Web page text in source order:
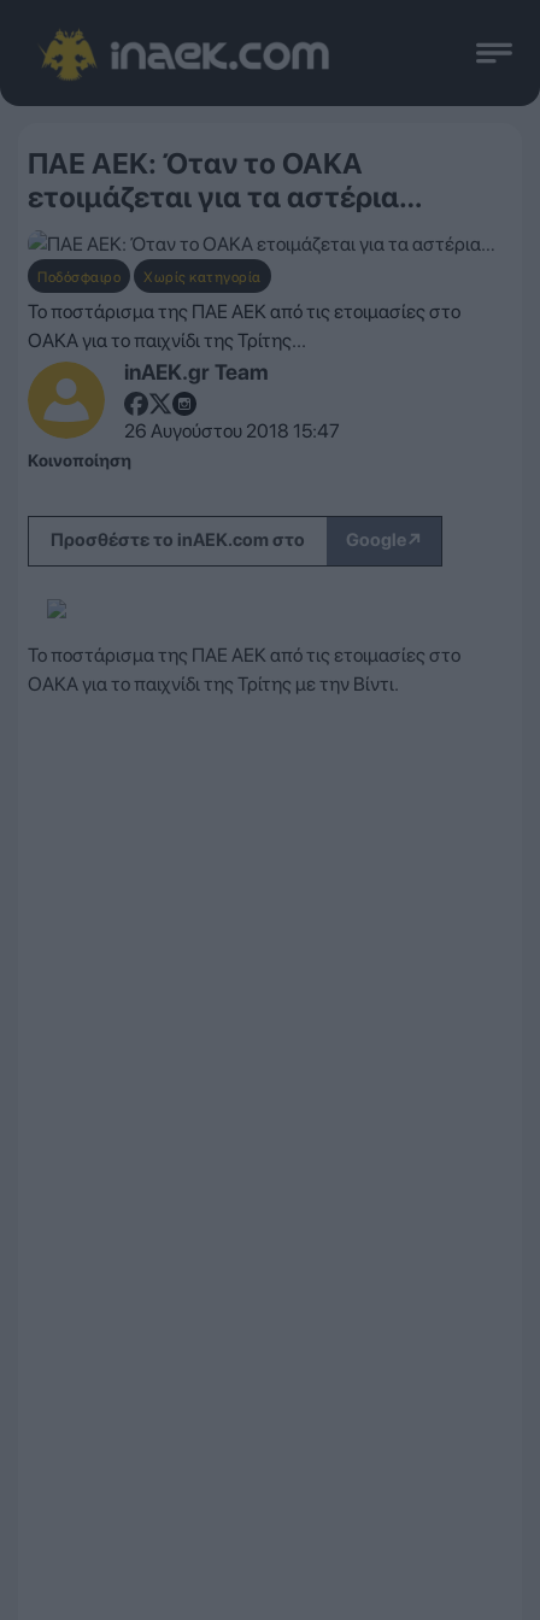
ΠΑΕ ΑΕΚ: Όταν το ΟΑΚΑ
ετοιμάζεται για τα αστέρια…
Ποδόσφαιρο Χωρίς κατηγορία
inAEK.gr Team
26 Αυγούστου 2018 15:47
Το ποστάρισμα της ΠΑΕ ΑΕΚ από τις ετοιμασίες στο
ΟΑΚΑ για το παιχνίδι της Τρίτης...
Κοινοποίηση
Προσθέστε το inAEK.com στο Google↗
Το ποστάρισμα της ΠΑΕ ΑΕΚ από τις ετοιμασίες στο
ΟΑΚΑ για το παιχνίδι της Τρίτης με την Βίντι.